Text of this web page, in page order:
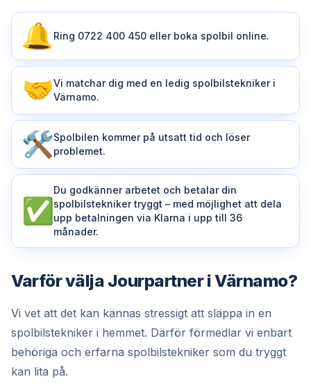
Ring 0722 400 450 eller boka spolbil online.
Vi matchar dig med en ledig spolbilstekniker i
Värnamo.
Spolbilen kommer på utsatt tid och löser
problemet.
Du godkänner arbetet och betalar din
spolbilstekniker tryggt – med möjlighet att dela
upp betalningen via Klarna i upp till 36
månader.
Varför välja Jourpartner i Värnamo?
Vi vet att det kan kännas stressigt att släppa in en
spolbilstekniker i hemmet. Därför förmedlar vi enbart
behöriga och erfarna spolbilstekniker som du tryggt
kan lita på.